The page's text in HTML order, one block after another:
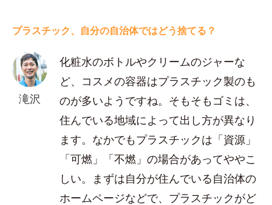
プラスチック、自分の自治体ではどう捨てる？
滝沢
化粧水のボトルやクリームのジャーな
ど、コスメの容器はプラスチック製のも
のが多いようですね。そもそもゴミは、
住んでいる地域によって出し方が異なり
ます。なかでもプラスチックは「資源」
「可燃」「不燃」の場合があってややこ
しい。まずは自分が住んでいる自治体の
ホームページなどで、プラスチックがど